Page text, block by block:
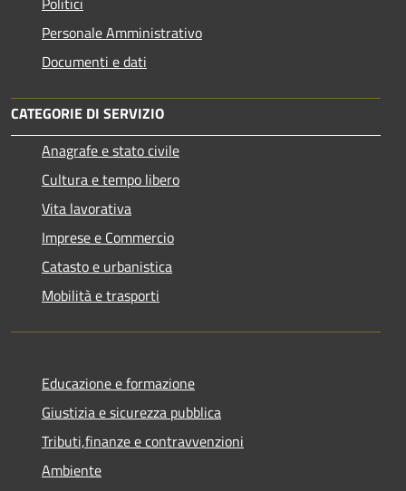
Personale Amministrativo
Documenti e dati
CATEGORIE DI SERVIZIO
Anagrafe e stato civile
Cultura e tempo libero
Vita lavorativa
Imprese e Commercio
Catasto e urbanistica
Mobilità e trasporti
Educazione e formazione
Giustizia e sicurezza pubblica
Tributi,finanze e contravvenzioni
Ambiente